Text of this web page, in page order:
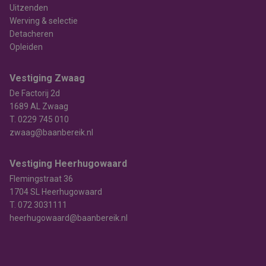
Uitzenden
Werving & selectie
Detacheren
Opleiden
Vestiging Zwaag
De Factorij 2d
1689 AL Zwaag
T. 0229 745 010
zwaag@baanbereik.nl
Vestiging Heerhugowaard
Flemingstraat 36
1704 SL Heerhugowaard
T. 072 3031111
heerhugowaard@baanbereik.nl